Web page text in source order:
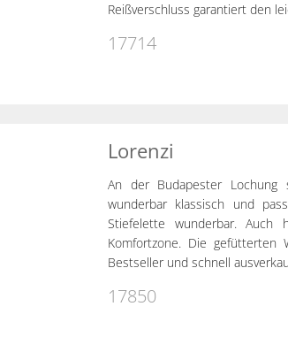
Reißverschluss garantiert den
17714
Lorenzi
An der Budapester
wunderbar klassisch und
Stiefelette wunderbar. Auch
Komfortzone. Die gefütterten
Bestseller und schnell
17850